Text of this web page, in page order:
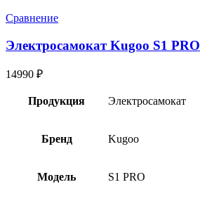
Сравнение
Электросамокат Kugoo S1 PRO
14990 ₽
Продукция Электросамокат
Бренд Kugoo
Модель S1 PRO